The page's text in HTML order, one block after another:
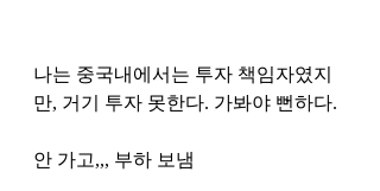
나는 중국내에서는 투자 책임자였지
만, 거기 투자 못한다. 가봐야 뻔하다.
안 가고,,, 부하 보냄